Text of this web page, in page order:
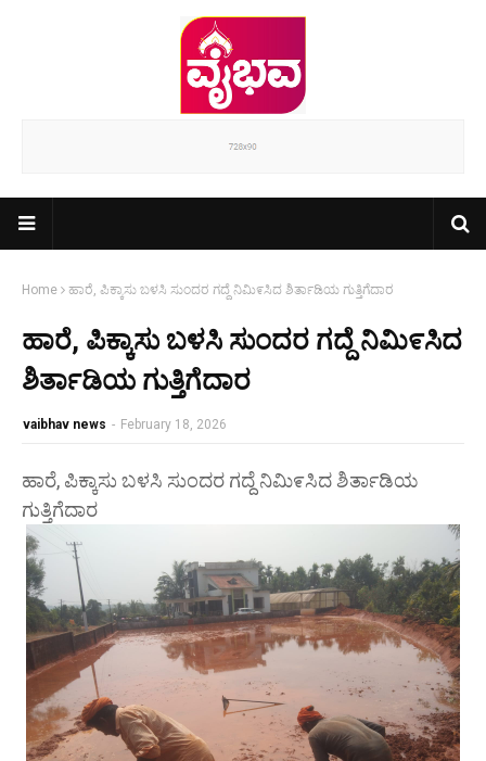
Home ಹಾರೆ, ಪಿಕ್ಕಾಸು ಬಳಸಿ ಸುಂದರ ಗದ್ದೆ ನಿಮಿ೯ಸಿದ ಶಿರ್ತಾಡಿಯ ಗುತ್ತಿಗೆದಾರ
ಹಾರೆ, ಪಿಕ್ಕಾಸು ಬಳಸಿ ಸುಂದರ ಗದ್ದೆ ನಿಮಿ೯ಸಿದ
ಶಿರ್ತಾಡಿಯ ಗುತ್ತಿಗೆದಾರ
vaibhav news - February 18, 2026
ಹಾರೆ, ಪಿಕ್ಕಾಸು ಬಳಸಿ ಸುಂದರ ಗದ್ದೆ ನಿಮಿ೯ಸಿದ ಶಿರ್ತಾಡಿಯ
ಗುತ್ತಿಗೆದಾರ